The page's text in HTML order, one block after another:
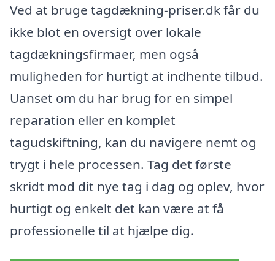
Ved at bruge tagdækning-priser.dk får du
ikke blot en oversigt over lokale
tagdækningsfirmaer, men også
muligheden for hurtigt at indhente tilbud.
Uanset om du har brug for en simpel
reparation eller en komplet
tagudskiftning, kan du navigere nemt og
trygt i hele processen. Tag det første
skridt mod dit nye tag i dag og oplev, hvor
hurtigt og enkelt det kan være at få
professionelle til at hjælpe dig.